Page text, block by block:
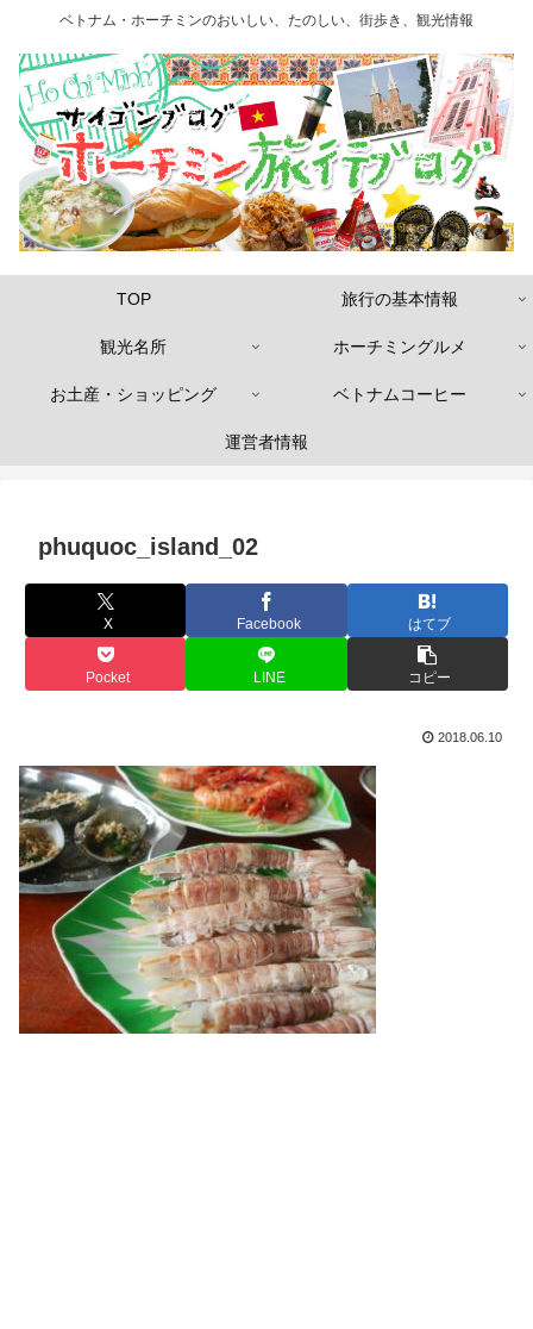
ベトナム・ホーチミンのおいしい、たのしい、街歩き、観光情報
TOP 旅行の基本情報
観光名所 ホーチミングルメ
お土産・ショッピング ベトナムコーヒー
運営者情報
phuquoc_island_02
X Facebook はてブ
Pocket LINE コピー
2018.06.10